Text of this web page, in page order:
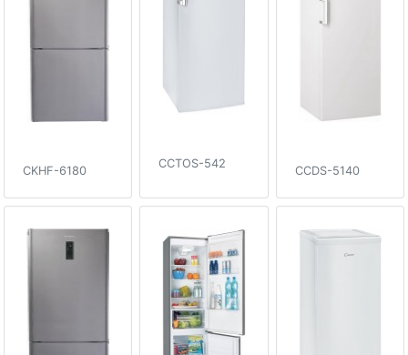
CKHF-6180
CCTOS-542
CCDS-5140